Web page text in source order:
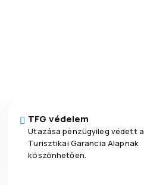
TFG védelem
Utazása pénzügyileg védett a
Turisztikai Garancia Alapnak
köszönhetően.